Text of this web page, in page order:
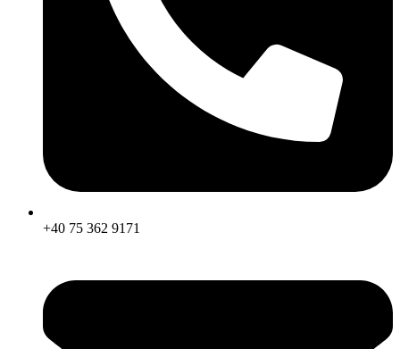
+40 75 362 9171